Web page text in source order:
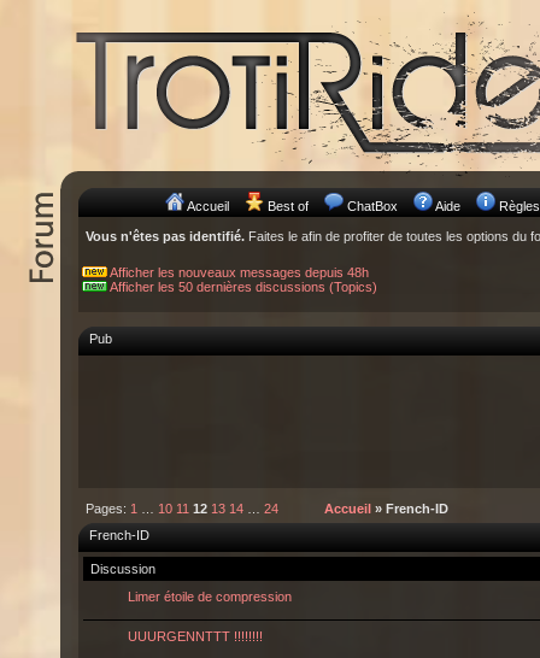
Accueil Best of ChatBox Aide Règles
Vous n'êtes pas identifié. Faites le afin de profiter de toutes les options du
Afficher les nouveaux messages depuis 48h
Afficher les 50 dernières discussions (Topics)
Pub
Pages: 1 10 11 12 13 14 24 Accueil » French-ID
French-ID
Discussion
Limer étoile de compression
UUURGENNTTT !!!!!!!!